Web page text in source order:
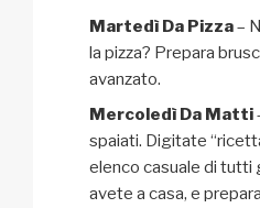
Martedì Da Pizza–
la pizza? Prepara
avanzato.
Mercoledì Da Matti
spaiati. Digitate
elenco casuale di tutti
avete a casa, e